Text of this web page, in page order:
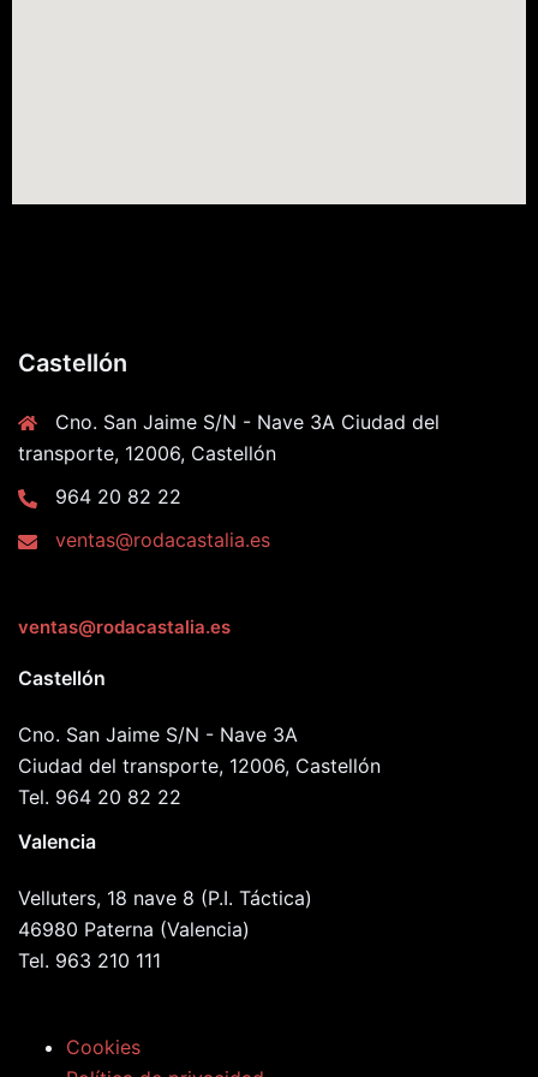
Castellón
Cno. San Jaime S/N - Nave 3A Ciudad del
transporte, 12006, Castellón
964 20 82 22
ventas@rodacastalia.es
ventas@rodacastalia.es
Castellón
Cno. San Jaime S/N - Nave 3A
Ciudad del transporte, 12006, Castellón
Tel. 964 20 82 22
Valencia
Velluters, 18 nave 8 (P.I. Táctica)
46980 Paterna (Valencia)
Tel. 963 210 111
Cookies